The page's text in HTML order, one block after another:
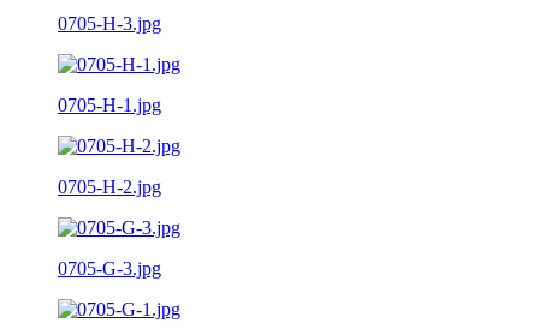
0705-H-3.jpg
0705-H-1.jpg
0705-H-2.jpg
0705-G-3.jpg